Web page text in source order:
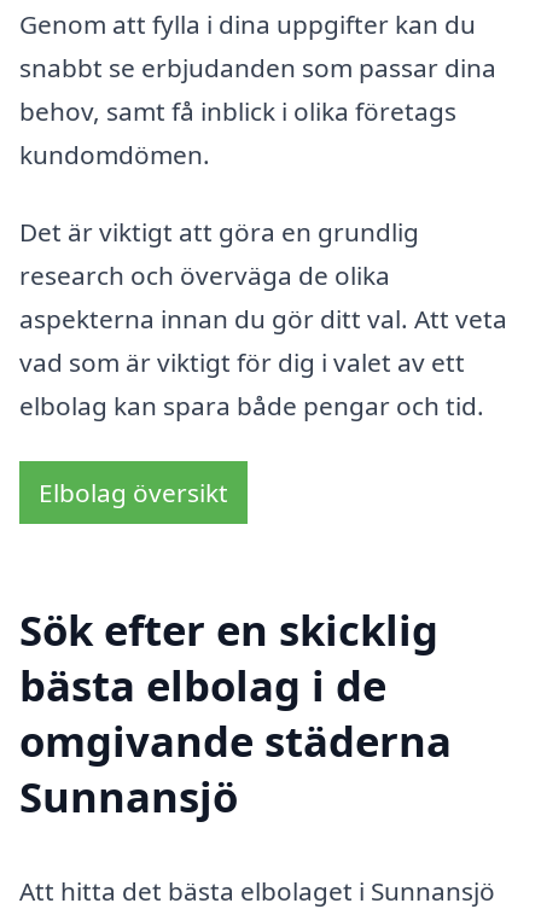
Genom att fylla i dina uppgifter kan du
snabbt se erbjudanden som passar dina
behov, samt få inblick i olika företags
kundomdömen.
Det är viktigt att göra en grundlig
research och överväga de olika
aspekterna innan du gör ditt val. Att veta
vad som är viktigt för dig i valet av ett
elbolag kan spara både pengar och tid.
Elbolag översikt
Sök efter en skicklig
bästa elbolag i de
omgivande städerna
Sunnansjö
Att hitta det bästa elbolaget i Sunnansjö